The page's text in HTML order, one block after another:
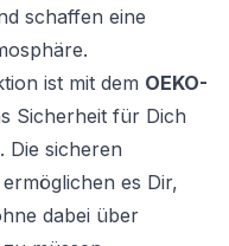
schaffen eine
ist mit dem OEKO-
Sicherheit für Dich
Die sicheren
es Dir,
dabei über